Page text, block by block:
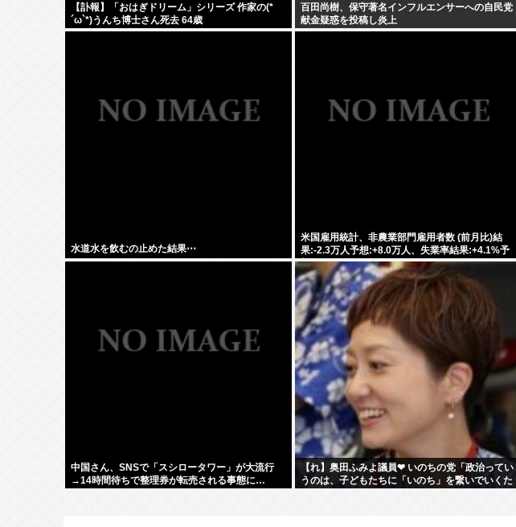
【訃報】「おはぎドリーム」シリーズ 作家の(*
´ω`*)うんち博士さん死去 64歳
百田尚樹、保守著名インフルエンサーへの自民党
献金疑惑を投稿し炎上
水道水を飲むの止めた結果⋯
米国雇用統計、非農業部門雇用者数 (前月比)結
果:-2.3万人予想:+8.0万人、失業率結果:+4.1%予
想:+4.2%、9月利下げか
中国さん、SNSで「スシロータワー」が大流行
→14時間待ちで整理券が転売される事態に…
【れ】奥田ふみよ議員❤‍ いのちの党「政治ってい
うのは、子どもたちに「いのち」を繋いでいくた